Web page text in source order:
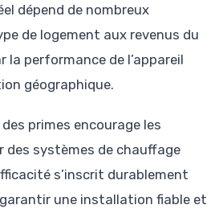
dépend de nombreux
de logement aux revenus du
la performance de l’appareil
géographique.
primes encourage les
des systèmes de chauffage
s’inscrit durablement
une installation fiable et